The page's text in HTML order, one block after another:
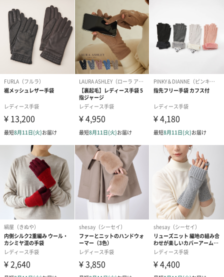
シーズンブーケ（ひま
わり）（1,880円）
ブーケ（ホワイトグリ
ーン）（1,650円）
ブーケ（ピン
（1,650円）
ドライフラワー・プリザーブドフラワー
自然のお花で作ったドライフラワー・プリザーブドフラワーを同
梱します。
一部花材が写真と異なる場合がございます。予めご了承くださ
プリザーブドフラワー
ブーケ（ピンク）
（2,580円）
プリザーブドフラワー
ブーケ（ブルー）
（2,580円）
アミュレット
ク）（1,500円